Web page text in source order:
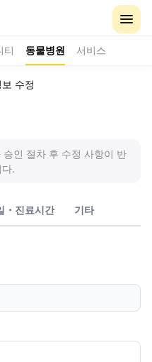
티 동물병원 서비스
수정
인 절차 후 수정 사항이 반
.
・진료시간 기타